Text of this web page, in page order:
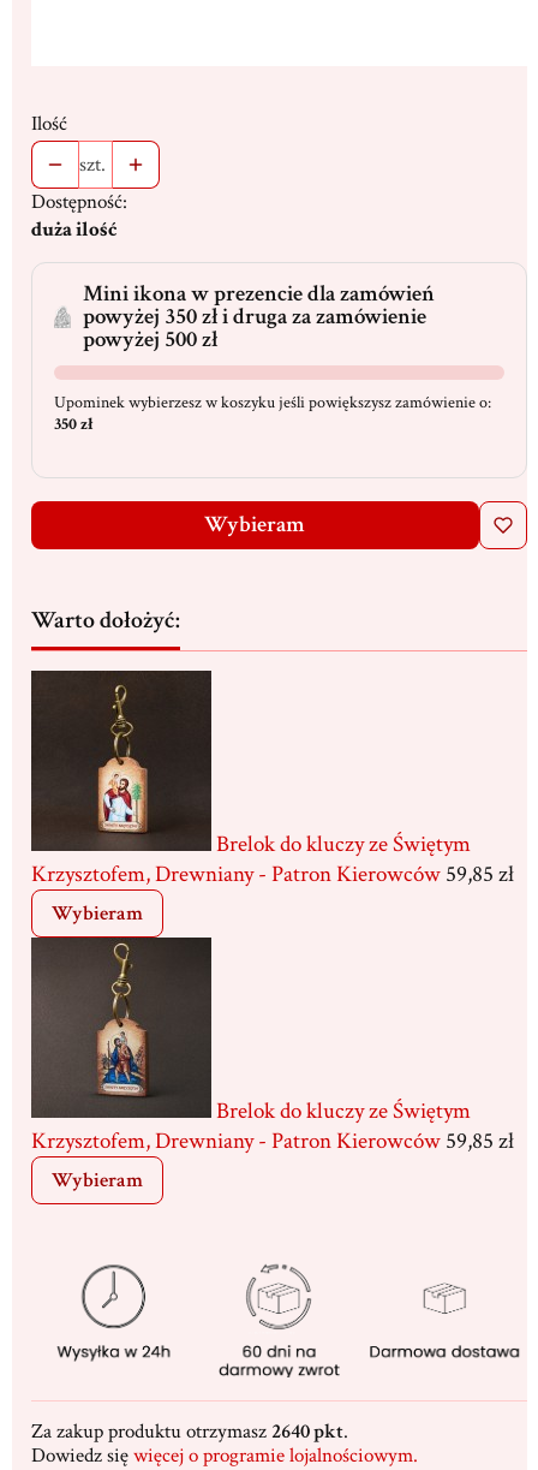
Ilość
szt.
Dostępność:
duża ilość
Mini ikona w prezencie dla zamówień
powyżej 350 zł i druga za zamówienie
powyżej 500 zł
Upominek wybierzesz w koszyku jeśli powiększysz zamówienie o:
350 zł
Wybieram
Warto dołożyć:
Brelok do kluczy ze Świętym
Krzysztofem, Drewniany - Patron Kierowców 59,85 zł
Wybieram
Brelok do kluczy ze Świętym
Krzysztofem, Drewniany - Patron Kierowców 59,85 zł
Wybieram
Za zakup produktu otrzymasz 2640 pkt.
Dowiedz sięwięcej o programie lojalnościowym.